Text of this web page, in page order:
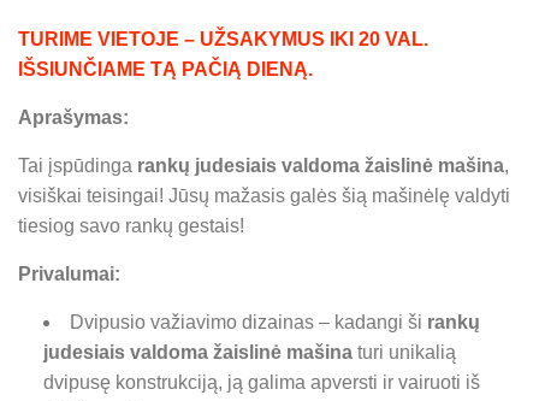
TURIME VIETOJE – UŽSAKYMUS IKI 20 VAL.
IŠSIUNČIAME TĄ PAČIĄ DIENĄ.
Aprašymas:
Tai įspūdinga rankų judesiais valdoma žaislinė mašina,
visiškai teisingai! Jūsų mažasis galės šią mašinėlę valdyti
tiesiog savo rankų gestais!
Privalumai:
Dvipusio važiavimo dizainas – kadangi ši rankų
judesiais valdoma žaislinė mašinaturi unikalią
dvipusę konstrukciją, ją galima apversti ir vairuoti iš